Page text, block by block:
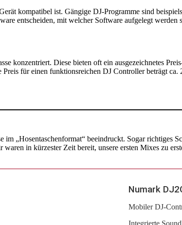
kompatibel ist. Gängige DJ-Programme sind
entscheiden, mit welcher Software aufgelegt werden
konzentriert. Diese bieten oft ein ausgezeichnetes
für einen funktionsreichen DJ Controller beträgt
„Hosentaschenformat“ beeindruckt. Sogar richtiges
in kürzester Zeit bereit, unsere ersten Mixes zu
Numark
Mobiler DJ-